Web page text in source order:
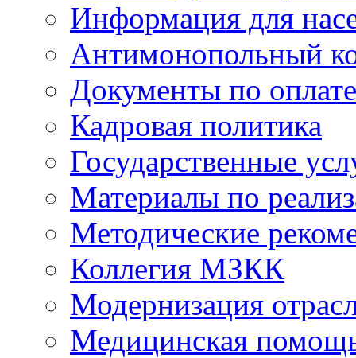
Информация для
Антимонопольный
Документы по
Кадровая политика
Государственные
Материалы по
Методические
Коллегия МЗКК
Модернизация
Медицинская